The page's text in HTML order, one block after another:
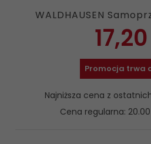
WALDHAUSEN
17,20
Promocja trwa
Najniższa cena z ostatnich
Cena regularna: 20.00